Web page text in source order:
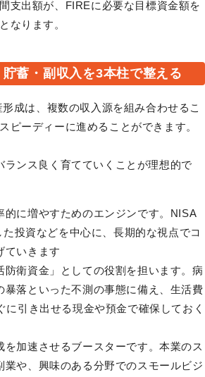
支出額が、FIREに必要な目標資金額を
なります。
蓄・副収入を3本柱で整える
成は、複数の収入源を組み合わせるこ
ピーディーに進めることができます。
ランス良く育てていくことが理想的で
的に増やすためのエンジンです。NISA
投資などを中心に、長期的な視点でコ
ていきます
防衛資金」としての役割を担います。病
暴落といった不測の事態に備え、生活費
に引き出せる現金や預金で確保しておく
を加速させるブースターです。本業のス
業や、興味のある分野でのスモールビジ